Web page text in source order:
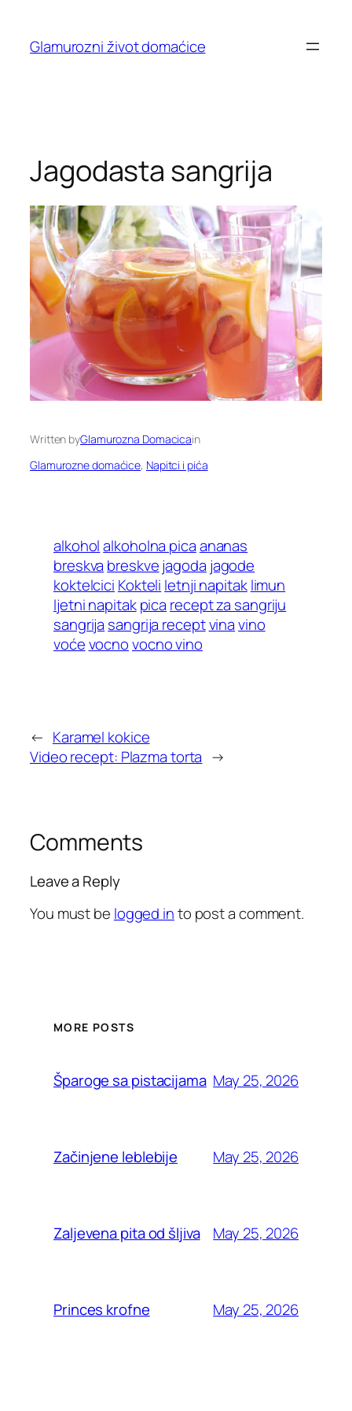
content
Glamurozni život domaćice
Jagodasta sangrija
Written byGlamurozna Domacicain
Glamurozne domaćice, Napitci i pića
alkohol alkoholna picaananas
breskva breskvejagoda jagode
koktelcici Kokteli letnji napitak limun
ljetni napitak pica recept za sangriju
sangrija sangrija receptvinavino
voćevocnovocno vino
← Karamel kokice
Video recept: Plazma torta →
Comments
Leave a Reply
You must be logged into post a comment.
MORE POSTS
Šparoge sa pistacijama May 25, 2026
Začinjene leblebije May 25, 2026
Zaljevena pita od šljiva May 25, 2026
Princes krofne May 25, 2026